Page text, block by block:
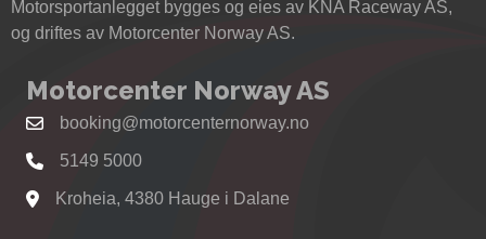
Motorsportanlegget bygges og eies av KNA Raceway AS,
og driftes av Motorcenter Norway AS.
Motorcenter Norway AS
booking@motorcenternorway.no
5149 5000
Se kart til Motorcenter Norway i Sokndal
Kroheia, 4380 Hauge i Dalane